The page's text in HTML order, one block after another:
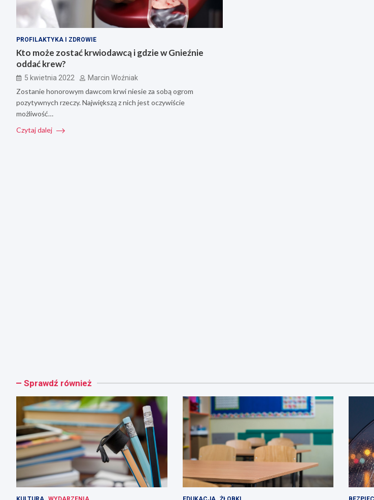
PROFILAKTYKA I ZDROWIE
Kto może zostać krwiodawcą i gdzie w Gnieźnie
oddać krew?
5 kwietnia 2022 Marcin Woźniak
Zostanie honorowym dawcom krwi niesie za sobą ogrom
pozytywnych rzeczy. Największą z nich jest oczywiście
możliwość…
Czytaj dalej
Sprawdź również